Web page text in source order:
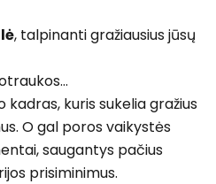
, talpinanti gražiausius jūsų
kuris sukelia gražius
O gal poros vaikystės
saugantys pačius
prisiminimus.